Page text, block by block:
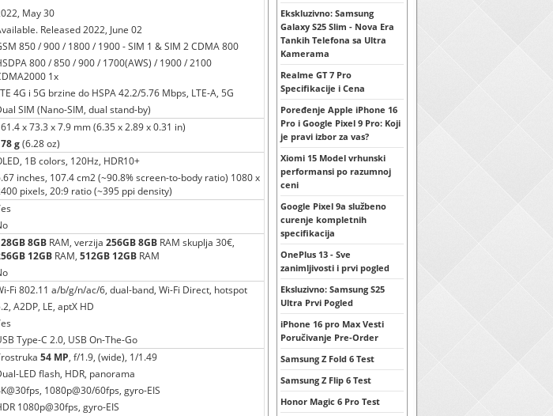
May 30
Released 2022, June 02
850 / 900 / 1800 / 1900 - SIM 1 & SIM 2 CDMA 800
800 / 850 / 900 / 1700(AWS) / 1900 / 2100
1x
4G i 5G brzine do HSPA 42.2/5.76 Mbps, LTE-A, 5G
SIM (Nano-SIM, dual stand-by)
x 73.3 x 7.9 mm (6.35 x 2.89 x 0.31 in)
g(6.28 oz)
1B colors, 120Hz, HDR10+
inches, 107.4 cm2 (~90.8% screen-to-body ratio) 1080 x
pixels, 20:9 ratio (~395 ppi density)
8GB RAM, verzija256GB8GB RAM skuplja 30€,
12GB RAM,512GB 12GB RAM
Fi 802.11 a/b/g/n/ac/6, dual-band, Wi-Fi Direct, hotspot
A2DP, LE, aptX HD
Type-C 2.0, USB On-The-Go
54 MP, f/1.9, (wide), 1/1.49
LED flash, HDR, panorama
1080p@30/60fps, gyro-EIS
1080p@30fps, gyro-EIS
Ekskluzivno: Samsung
Galaxy S25 Slim - Nova Era
Tankih Telefona sa Ultra
Kamerama
Realme GT 7 Pro
Specifikacije i Cena
Poređenje Apple iPhone 16
Pro i Google Pixel 9 Pro: Koji
je pravi izbor za vas?
Xiomi 15 Model vrhunski
performansi po razumnoj
ceni
Google Pixel 9a službeno
curenje kompletnih
specifikacija
OnePlus 13 - Sve
zanimljivosti i prvi pogled
Eksluzivno: Samsung S25
Ultra Prvi Pogled
iPhone 16 pro Max Vesti
Poručivanje Pre-Order
Samsung Z Fold 6 Test
Samsung Z Flip 6 Test
Honor Magic 6 Pro Test